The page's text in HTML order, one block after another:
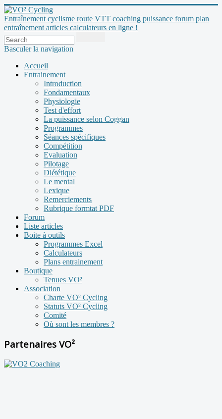
Entraînement cyclisme route VTT coaching puissance forum plan
entraînement articles calculateurs en ligne !
Basculer la navigation
Accueil
Entrainement
Introduction
Fondamentaux
Physiologie
Test d'effort
La puissance selon Coggan
Programmes
Séances spécifiques
Compétition
Evaluation
Pilotage
Diététique
Le mental
Lexique
Remerciements
Rubrique formtat PDF
Forum
Liste articles
Boite à outils
Programmes Excel
Calculateurs
Plans entrainement
Boutique
Tenues VO²
Association
Charte VO² Cycling
Statuts VO² Cycling
Comité
Où sont les membres ?
Partenaires VO²